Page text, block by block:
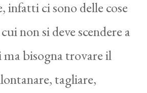
infatti ci sono delle cose
non si deve scendere a
bisogna trovare il
tagliare,